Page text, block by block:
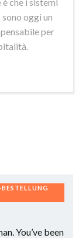
sono oggi un
per
You’ve been